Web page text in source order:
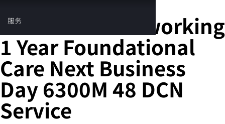
目
录服务
您的购物车目前是空的
HPE Aruba Networking
1 Year Foundational
Care Next Business
Day 6300M 48 DCN
Service